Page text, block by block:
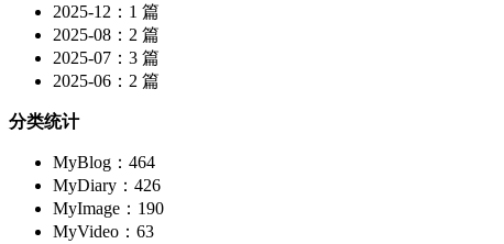
2025-12：1 篇
2025-08：2 篇
2025-07：3 篇
2025-06：2 篇
分类统计
MyBlog：464
MyDiary：426
MyImage：190
MyVideo：63